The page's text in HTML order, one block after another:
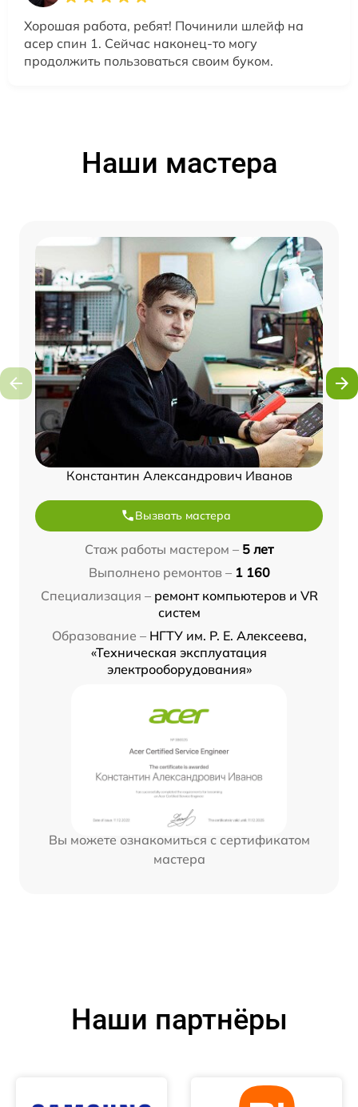
Хорошая работа, ребят! Починили шлейф на
асер спин 1. Сейчас наконец-то могу
продолжить пользоваться своим буком.
Наши мастера
Константин Александрович Иванов
Вызвать мастера
Стаж работы мастером – 5 лет
Выполнено ремонтов – 1 160
Специализация – ремонт компьютеров и VR
систем
Образование – НГТУ им. Р. Е. Алексеева,
«Техническая эксплуатация
электрооборудования»
Вы можете ознакомиться с сертификатом
мастера
Наши партнёры